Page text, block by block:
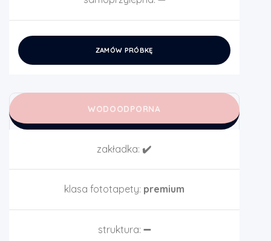
ZAMÓW PRÓBKĘ
WODOODPORNA
zakładka: ✔️
klasa fototapety: premium
struktura: ➖